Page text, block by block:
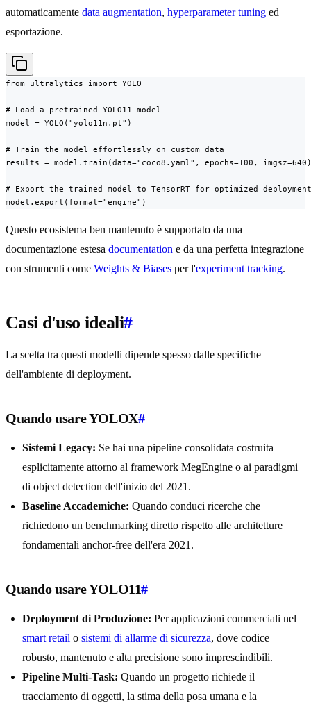
automaticamente data augmentation, hyperparameter tuning ed
esportazione.
from ultralytics import YOLO
# Load a pretrained YOLO11 model
model = YOLO("yolo11n.pt")
# Train the model effortlessly on custom data
results = model.train(data="coco8.yaml", epochs=100, imgsz=640)
# Export the trained model to TensorRT for optimized deployment
model.export(format="engine")
Questo ecosistema ben mantenuto è supportato da una
documentazione estesa documentation e da una perfetta integrazione
con strumenti come Weights & Biases per l'experiment tracking.
Casi d'uso ideali#
La scelta tra questi modelli dipende spesso dalle specifiche
dell'ambiente di deployment.
Quando usare YOLOX#
Sistemi Legacy: Se hai una pipeline consolidata costruita
esplicitamente attorno al framework MegEngine o ai paradigmi
di object detection dell'inizio del 2021.
Baseline Accademiche: Quando conduci ricerche che
richiedono un benchmarking diretto rispetto alle architetture
fondamentali anchor-free dell'era 2021.
Quando usare YOLO11#
Deployment di Produzione: Per applicazioni commerciali nel
smart retail o sistemi di allarme di sicurezza, dove codice
robusto, mantenuto e alta precisione sono imprescindibili.
Pipeline Multi-Task: Quando un progetto richiede il
tracciamento di oggetti, la stima della posa umana e la